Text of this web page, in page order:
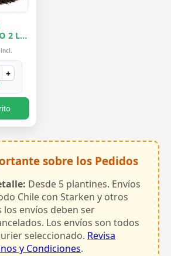
2 LTS
+
sobre los Pedidos
Desde 5 plantines. Envíos
Chile con Starken y otros
los envíos deben ser
Los envíos son todos
seleccionado. Revisa
y Condiciones.